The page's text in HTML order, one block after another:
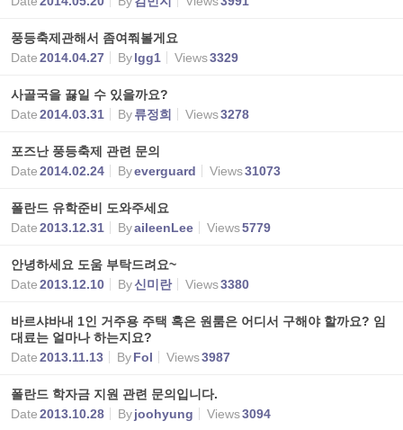
풍등축제관해서 좀여쭤볼게요
Date2014.04.27 Bylgg1 Views3329
사골국을 끓일 수 있을까요?
Date2014.03.31 By류정희 Views3278
포즈난 풍등축제 관련 문의
Date2014.02.24 Byeverguard Views31073
폴란드 유학준비 도와주세요
Date2013.12.31 ByaileenLee Views5779
안녕하세요 도움 부탁드려요~
Date2013.12.10 By신미란 Views3380
바르샤바내 1인 거주용 주택 혹은 원룸은 어디서 구해야 할까요? 임
대료는 얼마나 하는지요?
Date2013.11.13 ByFol Views3987
폴란드 학자금 지원 관련 문의입니다.
Date2013.10.28 Byjoohyung Views3094